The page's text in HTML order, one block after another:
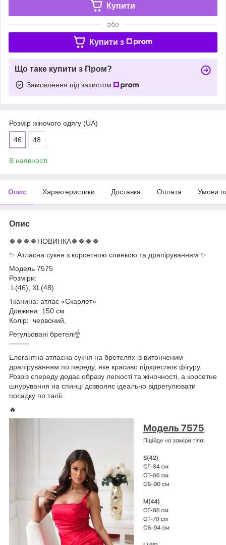
Купити
або
Купити з
Що таке купити з Пром?
Замовлення під захистом
Розмір жіночого одягу (UA)
46 48
В наявності
Опис Характеристики Доставка Оплата Умови
Опис
🍀🍀🍀🍀НОВИНКА🍀🍀🍀🍀
✨ Атласна сукня з корсетною спинкою та драпіруванням ✨
Модель 7575
Розміри:
L(46), XL(48)
Тканина: атлас «Скарлет»
Довжина: 150 см
Колір: червоний,
Регульовані бретелі☝️
⸻
Елегантна атласна сукня на бретелях із витонченим
драпіруванням по переду, яке красиво підкреслює фігуру.
Розріз спереду додає образу легкості та жіночності, а корсетне
шнурування на спинці дозволяє ідеально відрегулювати
посадку по талії.
🔥